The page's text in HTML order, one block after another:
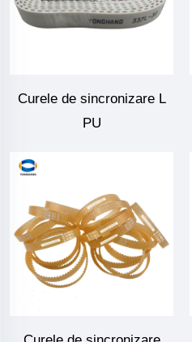
Curele de sincronizare L
PU